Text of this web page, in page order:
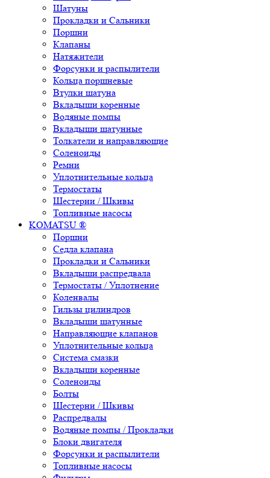
Шатуны
Прокладки и Сальники
Поршни
Клапаны
Натяжители
Форсунки и распылители
Кольца поршневые
Втулки шатуна
Вкладыши коренные
Водяные помпы
Вкладыши шатунные
Толкатели и направляющие
Соленоиды
Ремни
Уплотнительные кольца
Термостаты
Шестерни / Шкивы
Топливные насосы
KOMATSU ®
Поршни
Седла клапана
Прокладки и Сальники
Вкладыши распредвала
Термостаты / Уплотнение
Коленвалы
Гильзы цилиндров
Вкладыши шатунные
Направляющие клапанов
Уплотнительные кольца
Система смазки
Вкладыши коренные
Соленоиды
Болты
Шестерни / Шкивы
Распредвалы
Водяные помпы / Прокладки
Блоки двигателя
Форсунки и распылители
Топливные насосы